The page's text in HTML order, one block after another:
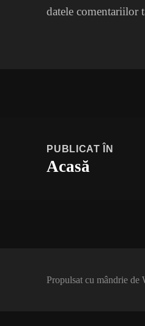
datele comentariilor
PUBLICAT ÎN
Acasă
Propulsat cu mândrie de